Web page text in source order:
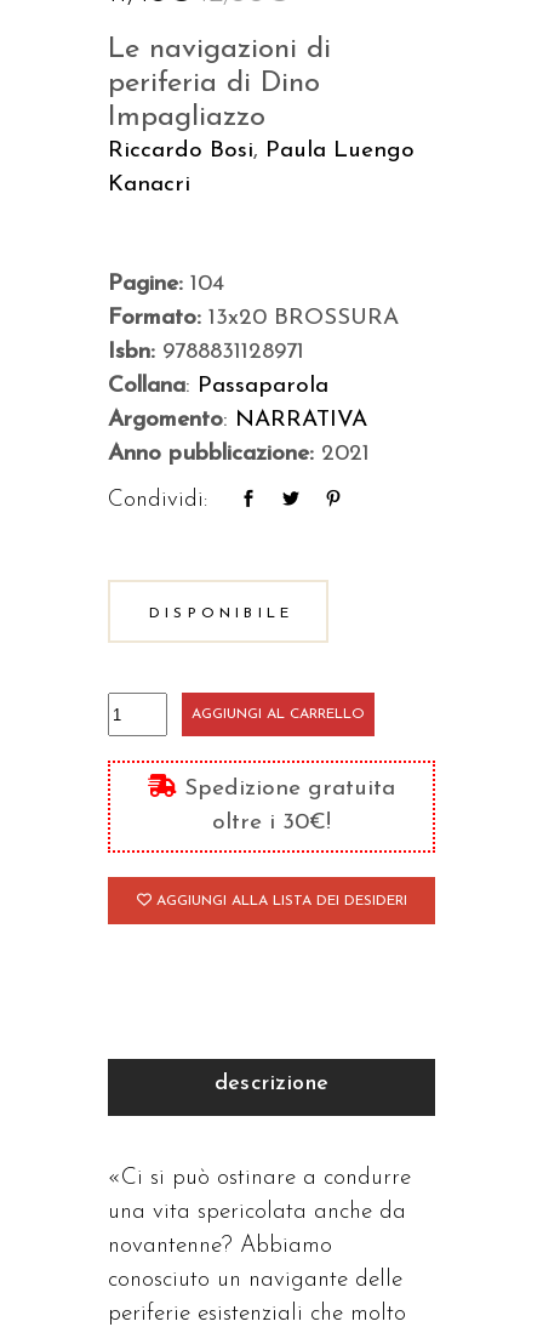
Le navigazioni di
periferia di Dino
Impagliazzo
Riccardo Bosi, Paula Luengo
Kanacri
Pagine: 104
Formato: 13x20 BROSSURA
Isbn: 9788831128971
Collana: Passaparola
Argomento: NARRATIVA
Anno pubblicazione: 2021
Condividi:
DISPONIBILE
Pane
e
dignità
quantità
AGGIUNGI AL CARRELLO
Spedizione gratuita
oltre i 30€!
AGGIUNGI ALLA LISTA DEI DESIDERI
descrizione
«Ci si può ostinare a condurre
una vita spericolata anche da
novantenne? Abbiamo
conosciuto un navigante delle
periferie esistenziali che molto